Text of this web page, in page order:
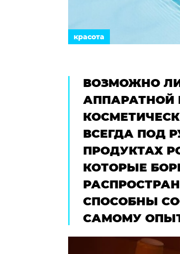
красота
ВОЗМОЖНО
АППАРАТНОЙ
ВСЕГДА ПОД
ПРОДУКТАХ
КОТОРЫЕ
СПОСОБНЫ
САМОМУ